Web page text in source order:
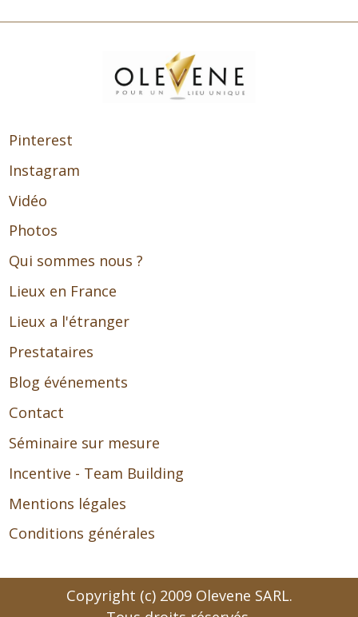
Pinterest
Instagram
Vidéo
Photos
Qui sommes nous ?
Lieux en France
Lieux a l'étranger
Prestataires
Blog événements
Contact
Séminaire sur mesure
Incentive - Team Building
Mentions légales
Conditions générales
Copyright (c) 2009 Olevene SARL.